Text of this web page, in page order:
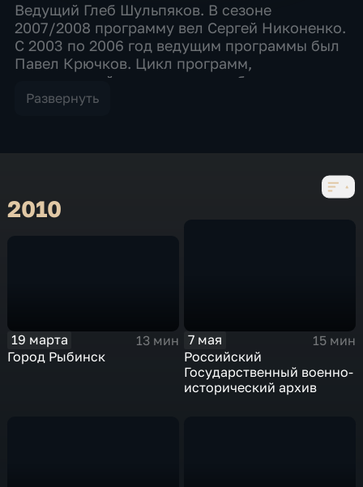
Ведущий Глеб Шульпяков. В сезоне
2007/2008 программу вел Сергей Никоненко.
С 2003 по 2006 год ведущим программы был
Павел Крючков. Цикл программ,
посвященный сохранению наиболее
значимых объектов культуры России.
провинции. Что имеем, о чем плачем?
Развернуть
2010
19 марта
13 мин
Город Рыбинск
7 мая
15 мин
Российский
Государственный военно-
исторический архив